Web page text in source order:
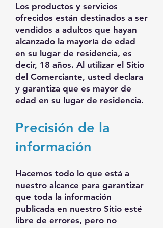
Los productos y servicios
ofrecidos están destinados a ser
vendidos a adultos que hayan
alcanzado la mayoría de edad
en su lugar de residencia, es
decir, 18 años. Al utilizar el Sitio
del Comerciante, usted declara
y garantiza que es mayor de
edad en su lugar de residencia.
Precisión de la
información
Hacemos todo lo que está a
nuestro alcance para garantizar
que toda la información
publicada en nuestro Sitio esté
libre de errores, pero no